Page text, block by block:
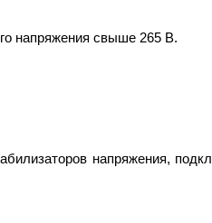
напряжения свыше 265 В.
напряжения,